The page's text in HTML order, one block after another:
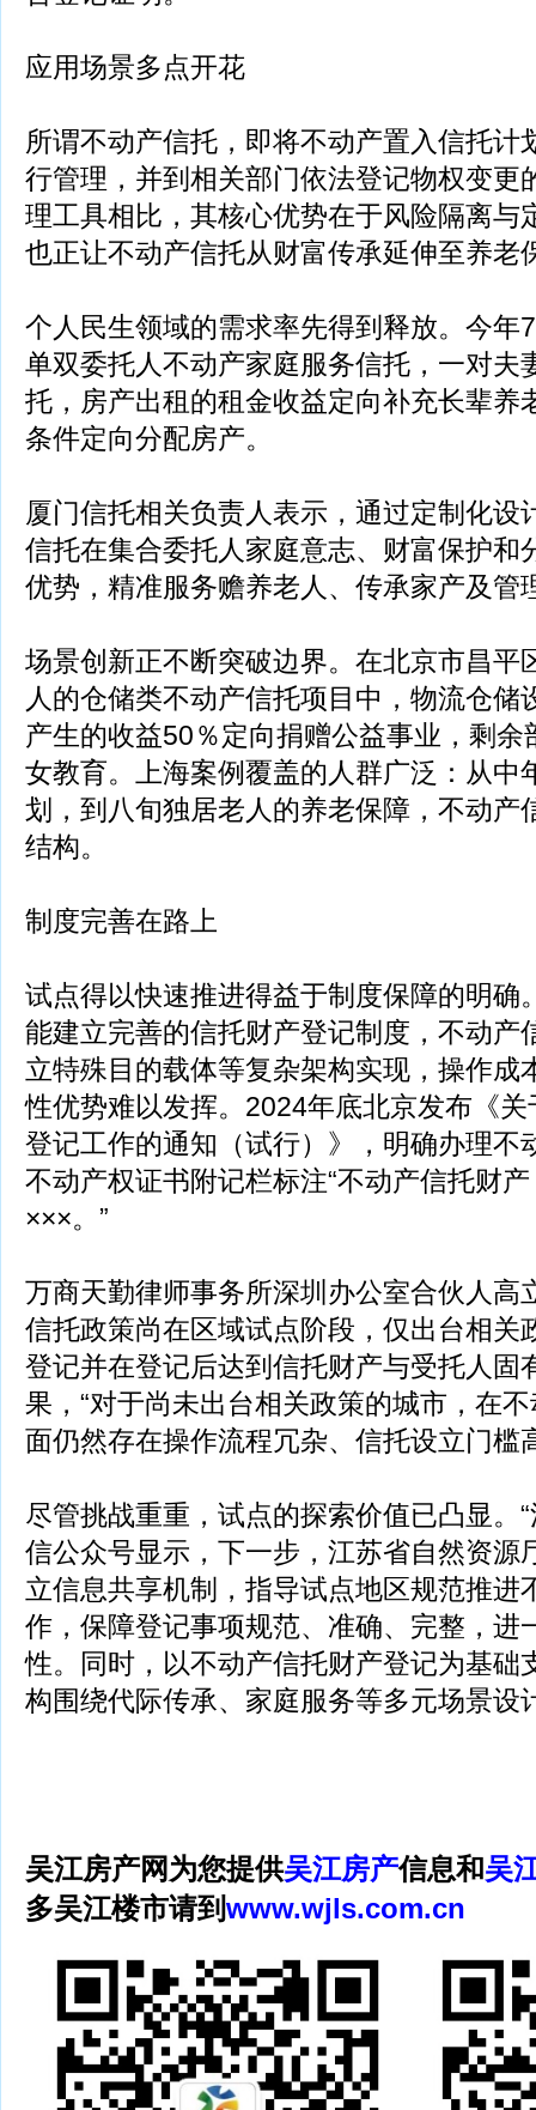
应用场景多点开花
所谓不动产信托，即将不动产置入信托计
行管理，并到相关部门依法登记物权变更
理工具相比，其核心优势在于风险隔离与
也正让不动产信托从财富传承延伸至养老
个人民生领域的需求率先得到释放。今年
单双委托人不动产家庭服务信托，一对夫
托，房产出租的租金收益定向补充长辈养
条件定向分配房产。
厦门信托相关负责人表示，通过定制化设
信托在集合委托人家庭意志、财富保护和
优势，精准服务赡养老人、传承家产及管
场景创新正不断突破边界。在北京市昌平
人的仓储类不动产信托项目中，物流仓储
产生的收益50％定向捐赠公益事业，剩
女教育。上海案例覆盖的人群广泛：从中
划，到八旬独居老人的养老保障，不动产
结构。
制度完善在路上
试点得以快速推进得益于制度保障的明确
能建立完善的信托财产登记制度，不动产
立特殊目的载体等复杂架构实现，操作成
性优势难以发挥。2024年底北京发布《
登记工作的通知（试行）》，明确办理不
不动产权证书附记栏标注“不动产信托财
×××。”
万商天勤律师事务所深圳办公室合伙人高
信托政策尚在区域试点阶段，仅出台相关
登记并在登记后达到信托财产与受托人固
果，“对于尚未出台相关政策的城市，在
面仍然存在操作流程冗杂、信托设立门槛
尽管挑战重重，试点的探索价值已凸显。
信公众号显示，下一步，江苏省自然资源
立信息共享机制，指导试点地区规范推进
作，保障登记事项规范、准确、完整，进
性。同时，以不动产信托财产登记为基础
构围绕代际传承、家庭服务等多元场景设
吴江房产网为您提供吴江房产信息和吴
多吴江楼市请到www.wjls.com.cn